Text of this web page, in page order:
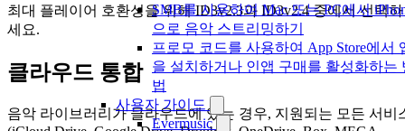
SMB를 사용하여 Mac 또는 PC에서
으로 음악 스트리밍하기
프로모 코드를 사용하여 App Store에서
을 설치하거나 인앱 구매를 활성화하는
법
사용자 가이드
Evermusic
최대 플레이어 호환성을 위해 ID3v2.3과 ID3v2.4 중에서 선택하
세요.
클라우드 통합
음악 라이브러리가 클라우드에 있는 경우, 지원되는 모든 서비